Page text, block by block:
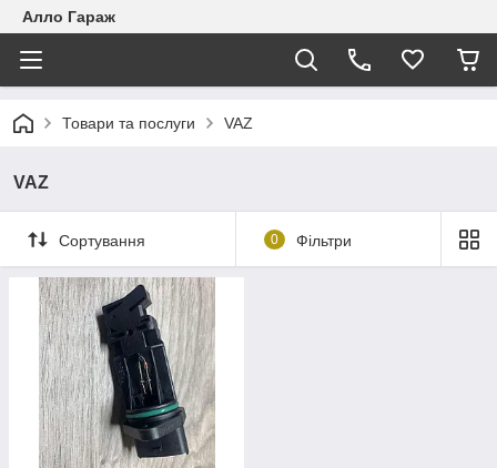
Алло Гараж
Товари та послуги VAZ
VAZ
Сортування 0 Фільтри